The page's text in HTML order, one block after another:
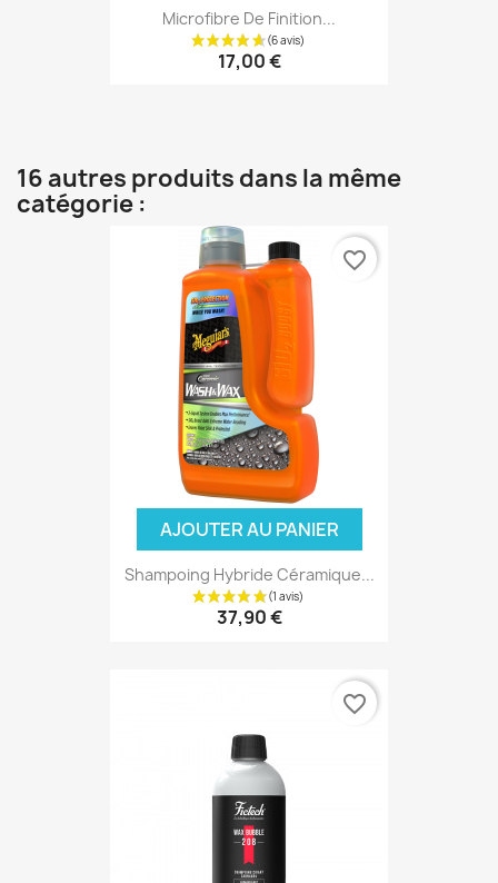
Microfibre De Finition...
17,00 €
16 autres produits dans la même
catégorie :
AJOUTER AU PANIER
Shampoing Hybride Céramique...
37,90 €
favorite_border
favorite_border